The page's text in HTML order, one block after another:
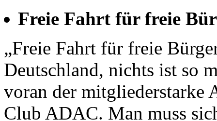
Freie Fahrt für freie
„Freie Fahrt für freie
Deutschland, nichts ist so
voran der mitgliederstarke
Club ADAC. Man muss